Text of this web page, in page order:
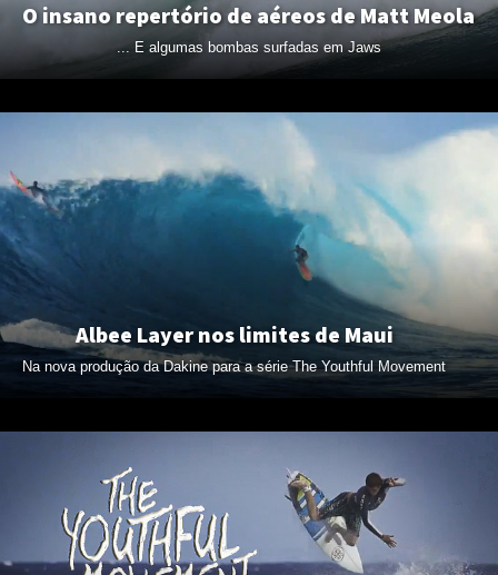
O insano repertório de aéreos de Matt Meola
... E algumas bombas surfadas em Jaws
Albee Layer nos limites de Maui
Na nova produção da Dakine para a série The Youthful Movement